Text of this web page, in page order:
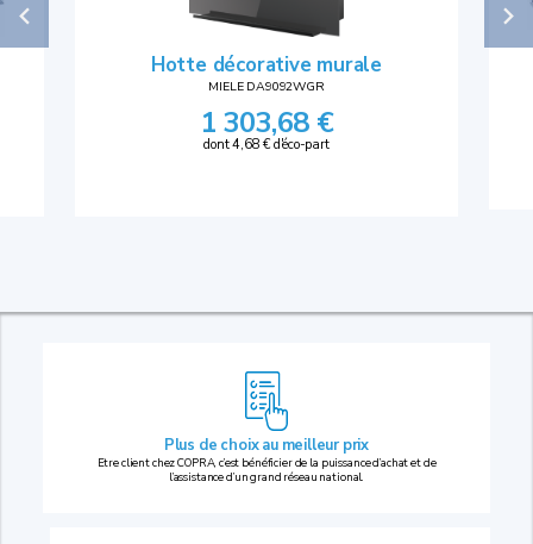
Hotte décorative murale
MIELE DA9092WGR
1 303,68 €
dont 4,68 € d'éco-part
Plus de choix au meilleur prix
Etre client chez COPRA, c’est bénéficier de la puissance d’achat et de
l’assistance d’un grand réseau national.